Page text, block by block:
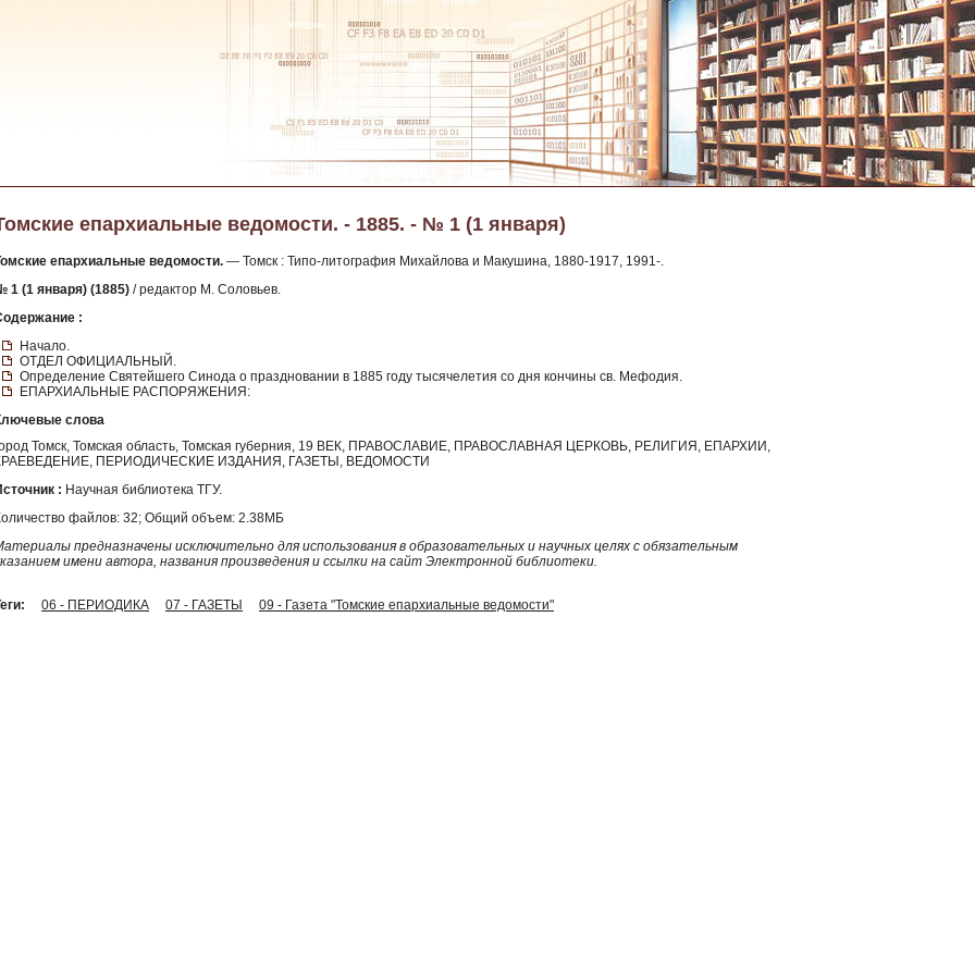
епархиальные ведомости. - 1885. - № 1 (1 января)
епархиальные ведомости. — Томск : Типо-литография Михайлова и Макушина, 1880-1917, 1991-.
1 (1 января) (1885) / редактор М. Соловьев.
:
Начало.
ОТДЕЛ ОФИЦИАЛЬНЫЙ.
Определение Святейшего Синода о праздновании в 1885 году тысячелетия со дня кончины св. Мефодия.
ЕПАРХИАЛЬНЫЕ РАСПОРЯЖЕНИЯ:
слова
Томск, Томская область, Томская губерния, 19 ВЕК, ПРАВОСЛАВИЕ, ПРАВОСЛАВНАЯ ЦЕРКОВЬ, РЕЛИГИЯ, ЕПАРХИИ,
ПЕРИОДИЧЕСКИЕ ИЗДАНИЯ, ГАЗЕТЫ, ВЕДОМОСТИ
: Научная библиотека ТГУ.
файлов: 32; Общий объем: 2.38МБ
предназначены исключительно для использования в образовательных и научных целях с обязательным
имени автора, названия произведения и ссылки на сайт Электронной библиотеки.
06 - ПЕРИОДИКА 07 - ГАЗЕТЫ 09 - Газета "Томские епархиальные ведомости"